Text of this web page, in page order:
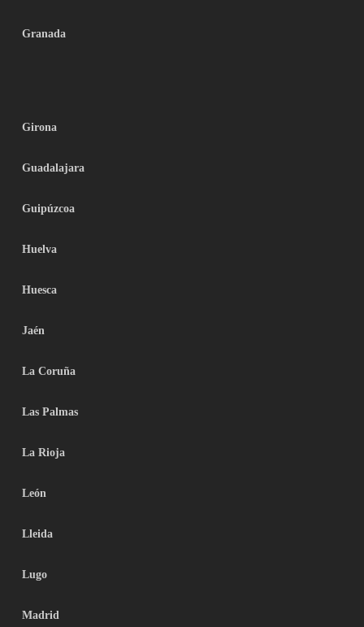
Granada
Girona
Guadalajara
Guipúzcoa
Huelva
Huesca
Jaén
La Coruña
Las Palmas
La Rioja
León
Lleida
Lugo
Madrid